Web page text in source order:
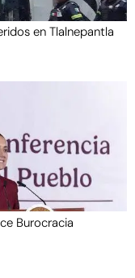
en Tlalnepantla
Burocracia